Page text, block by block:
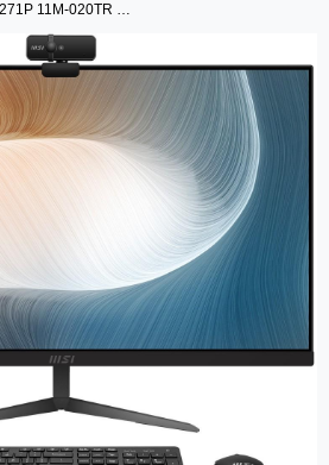
Google İle Bağlan
MSI MODERN AM271P 11M-020TR 27 LED 1920X1080 (FHD) I5-1135G7 8GB DDR4 512GB SSD W10 ERGONOMIK SIYAH AIO PC